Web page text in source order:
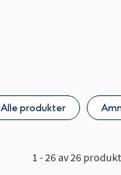
Alle produkter
1 - 26 av 26